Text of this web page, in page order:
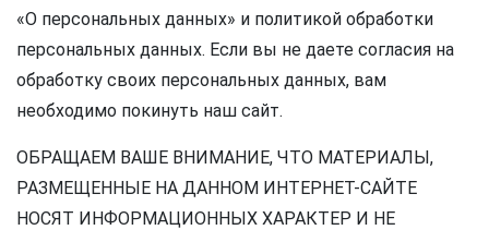
«О персональных данных» и политикой обработки
персональных данных. Если вы не даете согласия на
обработку своих персональных данных, вам
необходимо покинуть наш сайт.
ОБРАЩАЕМ ВАШЕ ВНИМАНИЕ, ЧТО МАТЕРИАЛЫ,
РАЗМЕЩЕННЫЕ НА ДАННОМ ИНТЕРНЕТ-САЙТЕ
НОСЯТ ИНФОРМАЦИОННЫХ ХАРАКТЕР И НЕ